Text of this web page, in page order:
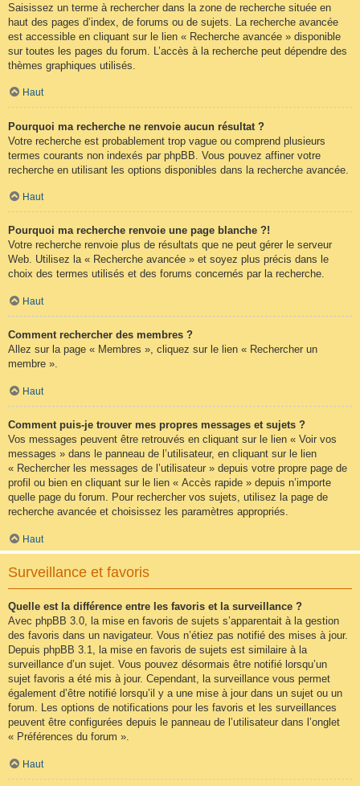
Saisissez un terme à rechercher dans la zone de recherche située en
haut des pages d’index, de forums ou de sujets. La recherche avancée
est accessible en cliquant sur le lien « Recherche avancée » disponible
sur toutes les pages du forum. L’accès à la recherche peut dépendre des
thèmes graphiques utilisés.
Haut
Pourquoi ma recherche ne renvoie aucun résultat ?
Votre recherche est probablement trop vague ou comprend plusieurs
termes courants non indexés par phpBB. Vous pouvez affiner votre
recherche en utilisant les options disponibles dans la recherche avancée.
Haut
Pourquoi ma recherche renvoie une page blanche ?!
Votre recherche renvoie plus de résultats que ne peut gérer le serveur
Web. Utilisez la « Recherche avancée » et soyez plus précis dans le
choix des termes utilisés et des forums concernés par la recherche.
Haut
Comment rechercher des membres ?
Allez sur la page « Membres », cliquez sur le lien « Rechercher un
membre ».
Haut
Comment puis-je trouver mes propres messages et sujets ?
Vos messages peuvent être retrouvés en cliquant sur le lien « Voir vos
messages » dans le panneau de l’utilisateur, en cliquant sur le lien
« Rechercher les messages de l’utilisateur » depuis votre propre page de
profil ou bien en cliquant sur le lien « Accès rapide » depuis n’importe
quelle page du forum. Pour rechercher vos sujets, utilisez la page de
recherche avancée et choisissez les paramètres appropriés.
Haut
Surveillance et favoris
Quelle est la différence entre les favoris et la surveillance ?
Avec phpBB 3.0, la mise en favoris de sujets s’apparentait à la gestion
des favoris dans un navigateur. Vous n’étiez pas notifié des mises à jour.
Depuis phpBB 3.1, la mise en favoris de sujets est similaire à la
surveillance d’un sujet. Vous pouvez désormais être notifié lorsqu’un
sujet favoris a été mis à jour. Cependant, la surveillance vous permet
également d’être notifié lorsqu’il y a une mise à jour dans un sujet ou un
forum. Les options de notifications pour les favoris et les surveillances
peuvent être configurées depuis le panneau de l’utilisateur dans l’onglet
« Préférences du forum ».
Haut